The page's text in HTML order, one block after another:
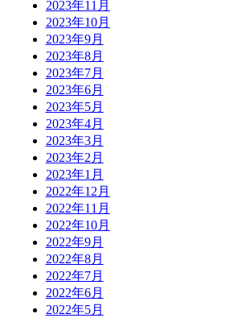
2023年11月
2023年10月
2023年9月
2023年8月
2023年7月
2023年6月
2023年5月
2023年4月
2023年3月
2023年2月
2023年1月
2022年12月
2022年11月
2022年10月
2022年9月
2022年8月
2022年7月
2022年6月
2022年5月